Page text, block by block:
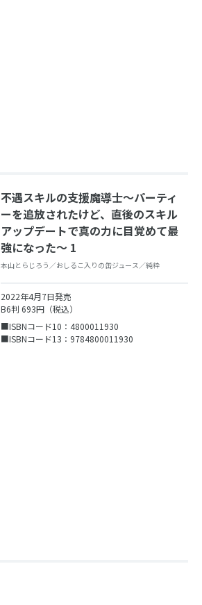
不遇スキルの支援魔導士〜パーティ
ーを追放されたけど、直後のスキル
アップデートで真の力に目覚めて最
強になった〜 1
本山とらじろう／おしるこ入りの缶ジュース／純粋
2022年4月7日発売
B6判 693円（税込）
■ISBNコード10：4800011930
■ISBNコード13：9784800011930